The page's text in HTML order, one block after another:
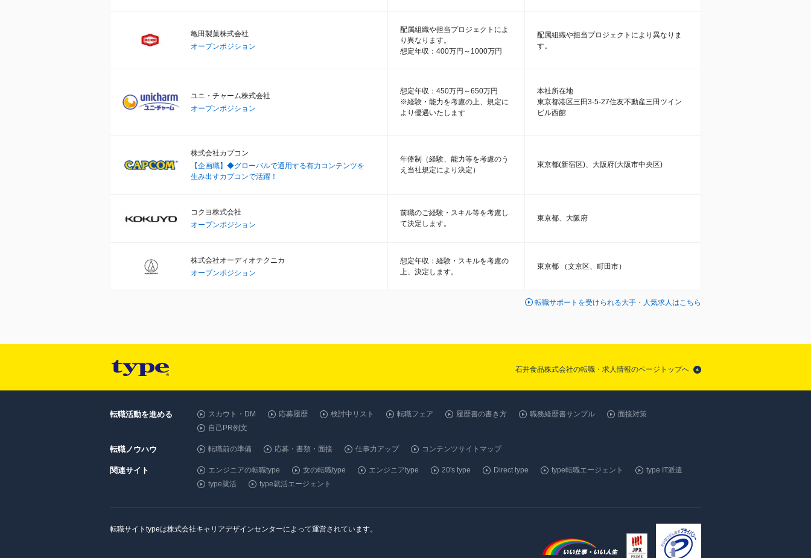
亀田製菓株式会社
オープンポジション
配属組織や担当プロジェクトによ
り異なります。
想定年収：400万円～1000万円
配属組織や担当プロジェクトにより異なりま
す。
ユニ・チャーム株式会社
オープンポジション
想定年収：450万円～650万円
※経験・能力を考慮の上、規定に
より優遇いたします
本社所在地
東京都港区三田3-5-27住友不動産三田ツイン
ビル西館
株式会社カプコン
【企画職】◆グローバルで通用する有力コンテンツを
生み出すカプコンで活躍！
年俸制（経験、能力等を考慮のう
え当社規定により決定）
東京都(新宿区)、大阪府(大阪市中央区)
コクヨ株式会社
オープンポジション
前職のご経験・スキル等を考慮し
て決定します。
東京都、大阪府
株式会社オーディオテクニカ
オープンポジション
想定年収：経験・スキルを考慮の
上、決定します。
東京都 （文京区、町田市）
転職サポートを受けられる大手・人気求人はこちら
石井食品株式会社の転職・求人情報のページトップへ
転職活動を進める スカウト・DM 応募履歴 検討中リスト 転職フェア 履歴書の書き方 職務経歴書サンプル
面接対策
自己PR例文
転職ノウハウ 転職前の準備 応募・書類・面接 仕事力アップ コンテンツサイトマップ
関連サイト エンジニアの転職type 女の転職type エンジニアtype 20's type Direct type type転職エージェント
type IT派遣
type就活
type就活エージェント
転職サイトtypeは株式会社キャリアデザインセンターによって運営されています。